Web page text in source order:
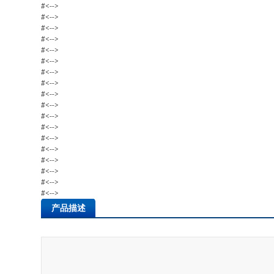
#<-->
#<-->
#<-->
#<-->
#<-->
#<-->
#<-->
#<-->
#<-->
#<-->
#<-->
#<-->
#<-->
#<-->
#<-->
#<-->
#<-->
#<-->
产品描述